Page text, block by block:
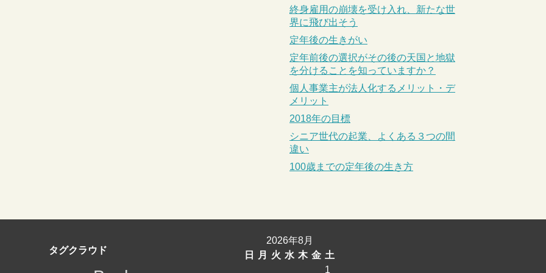
終身雇用の崩壊を受け入れ、新たな世
界に飛び出そう
定年後の生きがい
定年前後の選択がその後の天国と地獄
を分けることを知っていますか？
個人事業主が法人化するメリット・デ
メリット
2018年の目標
シニア世代の起業、よくある３つの間
違い
100歳までの定年後の生き方
タグクラウド
2026年8月
日
月 火 水 木 金 土
1